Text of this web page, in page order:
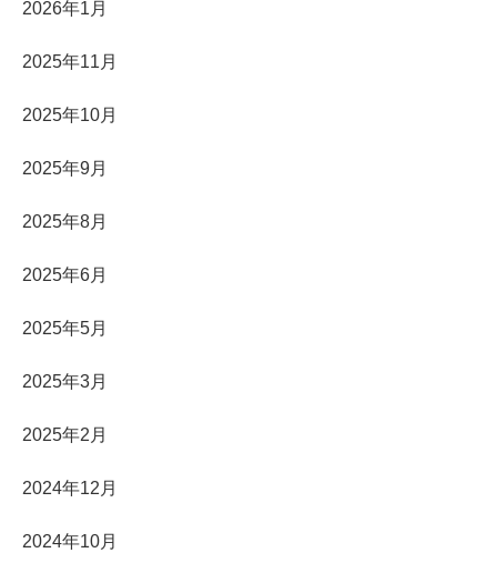
2026年1月
2025年11月
2025年10月
2025年9月
2025年8月
2025年6月
2025年5月
2025年3月
2025年2月
2024年12月
2024年10月